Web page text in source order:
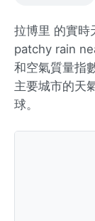
拉博里 的實時
patchy rain
和空氣質量指
主要城市的天
球。